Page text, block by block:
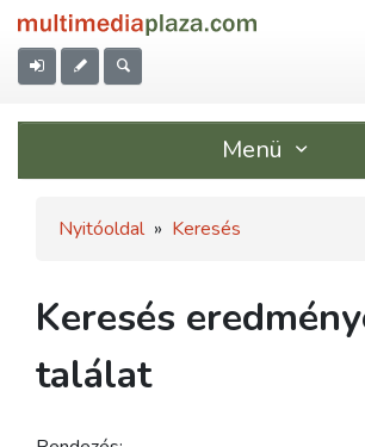
Menü
Nyitóoldal » Keresés
Keresés
találat